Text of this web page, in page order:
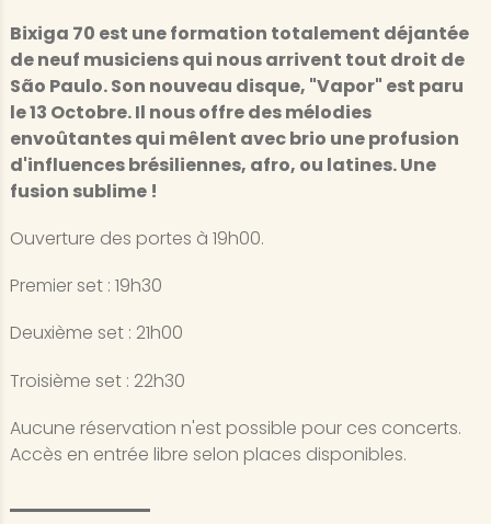
Bixiga 70 est une formation totalement déjantée
de neuf musiciens qui nous arrivent tout droit de
São Paulo. Son nouveau disque, "Vapor" est paru
le 13 Octobre. Il nous offre des mélodies
envoûtantes qui mêlent avec brio une profusion
d'influences brésiliennes, afro, ou latines. Une
fusion sublime !
Ouverture des portes à 19h00.
Premier set : 19h30
Deuxième set : 21h00
Troisième set : 22h30
Aucune réservation n'est possible pour ces concerts.
Accès en entrée libre selon places disponibles.